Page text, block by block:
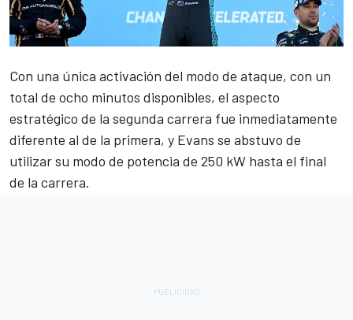
Con una única activación del modo de ataque, con un
total de ocho minutos disponibles, el aspecto
estratégico de la segunda carrera fue inmediatamente
diferente al de la primera, y Evans se abstuvo de
utilizar su modo de potencia de 250 kW hasta el final
de la carrera.